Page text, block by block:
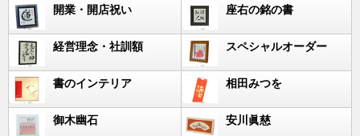
開業・開店祝い 座右の銘の書
経営理念・社訓額 スペシャルオーダー
書のインテリア 相田みつを
御木幽石 安川眞慈